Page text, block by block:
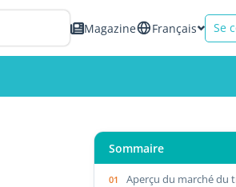
Magazine Français Se
Sommaire
Aperçu du marché du